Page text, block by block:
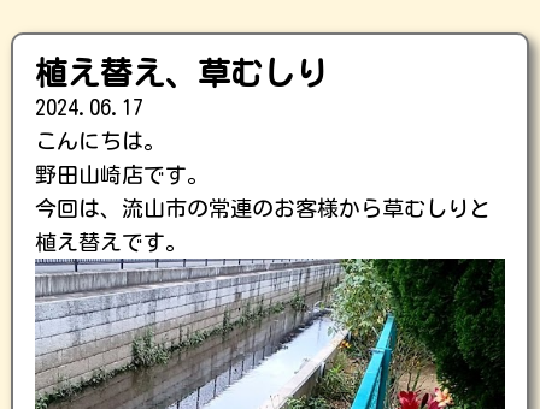
植え替え、草むしり
2024.06.17
こんにちは。
野田山崎店です。
今回は、流山市の常連のお客様から草むしりと
植え替えです。